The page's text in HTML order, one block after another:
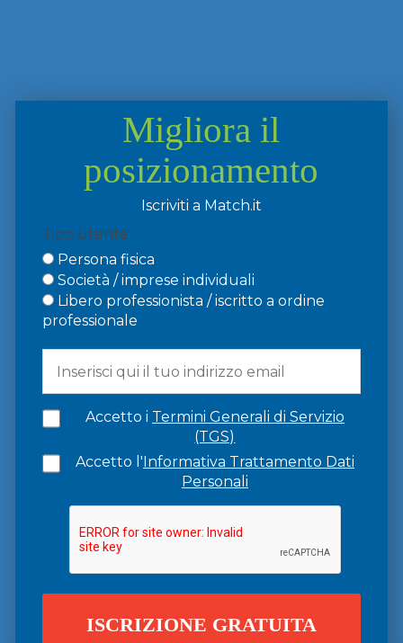
Migliora il
posizionamento
Iscriviti a Match.it
Tipo utente
Persona fisica
Società / imprese individuali
Libero professionista / iscritto a ordine
professionale
Accetto i Termini Generali di Servizio
(TGS)
Accetto l'Informativa Trattamento Dati
Personali